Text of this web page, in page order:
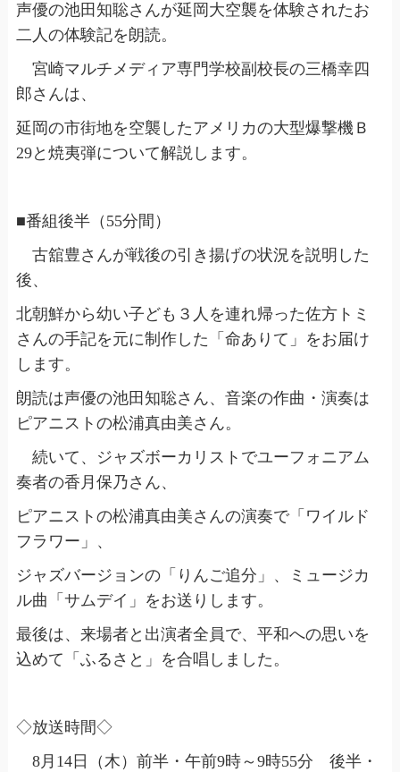
声優の池田知聡さんが延岡大空襲を体験されたお
二人の体験記を朗読。
宮崎マルチメディア専門学校副校長の三橋幸四
郎さんは、
延岡の市街地を空襲したアメリカの大型爆撃機Ｂ
29と焼夷弾について解説します。
■番組後半（55分間）
古舘豊さんが戦後の引き揚げの状況を説明した
後、
北朝鮮から幼い子ども３人を連れ帰った佐方トミ
さんの手記を元に制作した「命ありて」をお届け
します。
朗読は声優の池田知聡さん、音楽の作曲・演奏は
ピアニストの松浦真由美さん。
続いて、ジャズボーカリストでユーフォニアム
奏者の香月保乃さん、
ピアニストの松浦真由美さんの演奏で「ワイルド
フラワー」、
ジャズバージョンの「りんご追分」、ミュージカ
ル曲「サムデイ」をお送りします。
最後は、来場者と出演者全員で、平和への思いを
込めて「ふるさと」を合唱しました。
◇放送時間◇
8月14日（木）前半・午前9時～9時55分 後半・